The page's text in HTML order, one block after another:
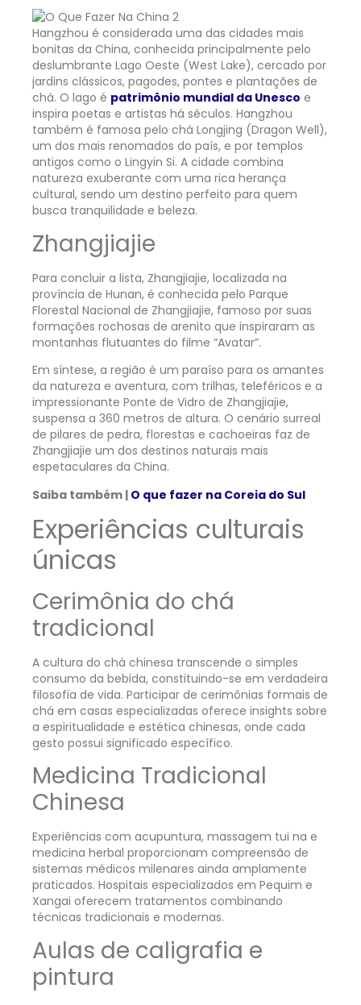
Hangzhou é considerada uma das cidades mais
bonitas da China, conhecida principalmente pelo
deslumbrante Lago Oeste (West Lake), cercado por
jardins clássicos, pagodes, pontes e plantações de
chá. O lago é patrimônio mundial da Unesco e
inspira poetas e artistas há séculos. Hangzhou
também é famosa pelo chá Longjing (Dragon Well),
um dos mais renomados do país, e por templos
antigos como o Lingyin Si. A cidade combina
natureza exuberante com uma rica herança
cultural, sendo um destino perfeito para quem
busca tranquilidade e beleza.
Zhangjiajie
Para concluir a lista, Zhangjiajie, localizada na
província de Hunan, é conhecida pelo Parque
Florestal Nacional de Zhangjiajie, famoso por suas
formações rochosas de arenito que inspiraram as
montanhas flutuantes do filme “Avatar”.
Em síntese, a região é um paraíso para os amantes
da natureza e aventura, com trilhas, teleféricos e a
impressionante Ponte de Vidro de Zhangjiajie,
suspensa a 360 metros de altura. O cenário surreal
de pilares de pedra, florestas e cachoeiras faz de
Zhangjiajie um dos destinos naturais mais
espetaculares da China.
Saiba também | O que fazer na Coreia do Sul
Experiências culturais
únicas
Cerimônia do chá
tradicional
A cultura do chá chinesa transcende o simples
consumo da bebida, constituindo-se em verdadeira
filosofia de vida. Participar de cerimônias formais de
chá em casas especializadas oferece insights sobre
a espiritualidade e estética chinesas, onde cada
gesto possui significado específico.
Medicina Tradicional
Chinesa
Experiências com acupuntura, massagem tui na e
medicina herbal proporcionam compreensão de
sistemas médicos milenares ainda amplamente
praticados. Hospitais especializados em Pequim e
Xangai oferecem tratamentos combinando
técnicas tradicionais e modernas.
Aulas de caligrafia e
pintura